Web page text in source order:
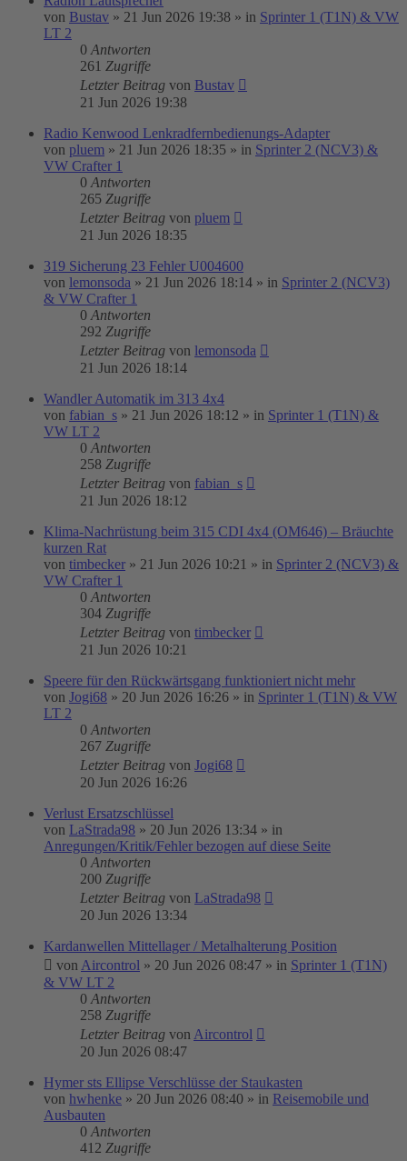
von Bustav » 21 Jun 2026 19:38 » in Sprinter 1 (T1N) & VW
LT 2
0 Antworten
261 Zugriffe
Letzter Beitrag von Bustav
21 Jun 2026 19:38
Radio Kenwood Lenkradfernbedienungs-Adapter
von pluem » 21 Jun 2026 18:35 » in Sprinter 2 (NCV3) &
VW Crafter 1
0 Antworten
265 Zugriffe
Letzter Beitrag von pluem
21 Jun 2026 18:35
319 Sicherung 23 Fehler U004600
von lemonsoda » 21 Jun 2026 18:14 » in Sprinter 2 (NCV3)
& VW Crafter 1
0 Antworten
292 Zugriffe
Letzter Beitrag von lemonsoda
21 Jun 2026 18:14
Wandler Automatik im 313 4x4
von fabian_s » 21 Jun 2026 18:12 » in Sprinter 1 (T1N) &
VW LT 2
0 Antworten
258 Zugriffe
Letzter Beitrag von fabian_s
21 Jun 2026 18:12
Klima-Nachrüstung beim 315 CDI 4x4 (OM646) – Bräuchte
kurzen Rat
von timbecker » 21 Jun 2026 10:21 » in Sprinter 2 (NCV3) &
VW Crafter 1
0 Antworten
304 Zugriffe
Letzter Beitrag von timbecker
21 Jun 2026 10:21
Speere für den Rückwärtsgang funktioniert nicht mehr
von Jogi68 » 20 Jun 2026 16:26 » in Sprinter 1 (T1N) & VW
LT 2
0 Antworten
267 Zugriffe
Letzter Beitrag von Jogi68
20 Jun 2026 16:26
Verlust Ersatzschlüssel
von LaStrada98 » 20 Jun 2026 13:34 » in
Anregungen/Kritik/Fehler bezogen auf diese Seite
0 Antworten
200 Zugriffe
Letzter Beitrag von LaStrada98
20 Jun 2026 13:34
Kardanwellen Mittellager / Metalhalterung Position
von Aircontrol » 20 Jun 2026 08:47 » in Sprinter 1 (T1N)
& VW LT 2
0 Antworten
258 Zugriffe
Letzter Beitrag von Aircontrol
20 Jun 2026 08:47
Hymer sts Ellipse Verschlüsse der Staukasten
von hwhenke » 20 Jun 2026 08:40 » in Reisemobile und
Ausbauten
0 Antworten
412 Zugriffe